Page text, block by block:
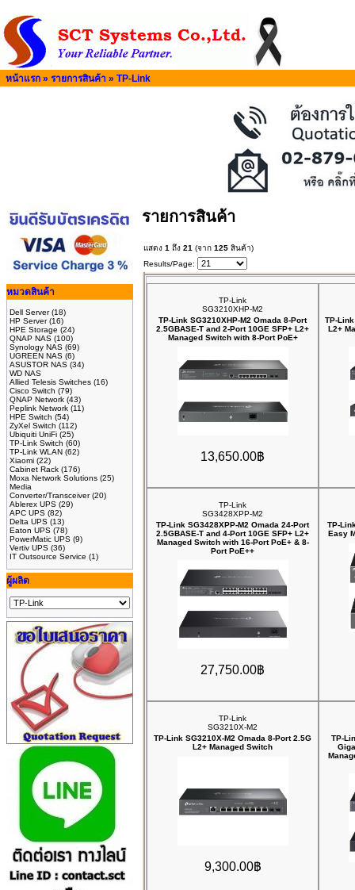
หน้าแรก » รายการสินค้า » TP-Link
หมวดสินค้า
Dell Server(18)
HP Server(16)
HPE Storage (24)
QNAP NAS (100)
Synology NAS (69)
UGREEN NAS (6)
ASUSTOR NAS (34)
WD NAS
Allied Telesis Switches (16)
Cisco Switch (79)
QNAP Network (43)
Peplink Network (11)
HPE Switch (54)
ZyXel Switch (112)
Ubiquiti UniFi (25)
TP-Link Switch (60)
TP-Link WLAN (62)
Xiaomi (22)
Cabinet Rack (176)
Moxa Network Solutions (25)
Media
Converter/Transceiver(20)
Ablerex UPS (29)
APC UPS (82)
Delta UPS (13)
Eaton UPS (78)
PowerMatic UPS (9)
Vertiv UPS (36)
IT Outsource Service (1)
ผู้ผลิต
รายการสินค้า
แสดง 1 ถึง 21 (จาก 125 สินค้า)
Results/Page:
TP-Link
SG3210XHP-M2
TP-Link SG3210XHP-M2 Omada 8-Port
2.5GBASE-T and 2-Port 10GE SFP+ L2+
Managed Switch with 8-Port PoE+
13,650.00฿
TP-
L2+
TP-Link
SG3428XPP-M2
TP-Link SG3428XPP-M2 Omada 24-Port
2.5GBASE-T and 4-Port 10GE SFP+ L2+
Managed Switch with 16-Port PoE+ & 8-
Port PoE++
27,750.00฿
TP-
Easy
TP-Link
SG3210X-M2
TP-Link SG3210X-M2 Omada 8-Port 2.5G
L2+ Managed Switch
9,300.00฿
TP-